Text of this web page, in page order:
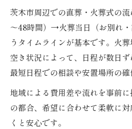
茨木市周辺での直葬・火葬式の
～48時間）→火葬当日（お別れ
うタイムラインが基本です。火
空き状況によって、日程が数日ず
最短日程での相談や安置場所の確
地域による費用差や流れを事前
の都合、希望に合わせて柔軟に
くと安心です。